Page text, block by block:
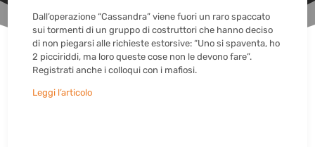
Dall’operazione “Cassandra” viene fuori un raro spaccato
sui tormenti di un gruppo di costruttori che hanno deciso
di non piegarsi alle richieste estorsive: “Uno si spaventa, ho
2 picciriddi, ma loro queste cose non le devono fare”.
Registrati anche i colloqui con i mafiosi.
Leggi l’articolo